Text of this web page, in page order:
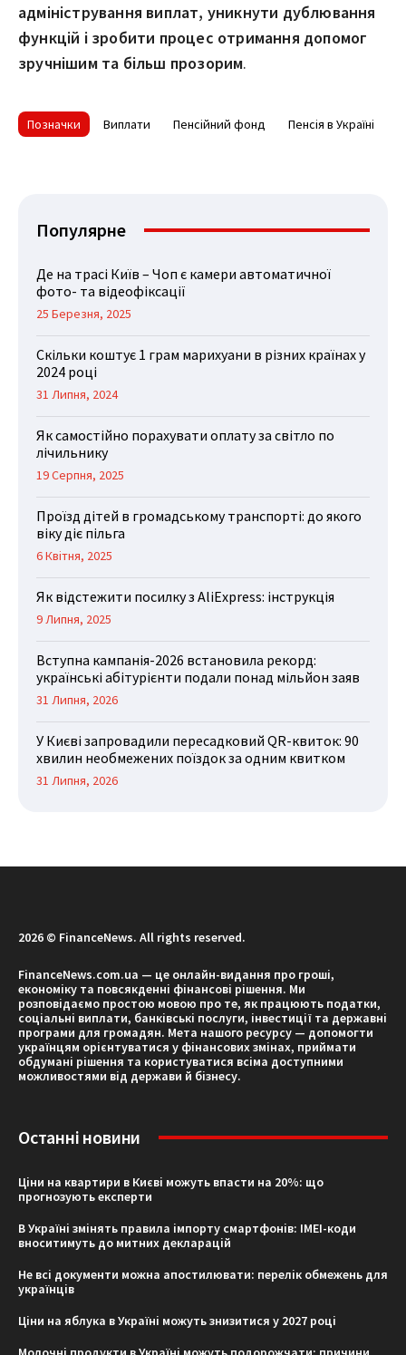
адміністрування виплат, уникнути дублювання
функцій і зробити процес отримання допомог
зручнішим та більш прозорим.
Позначки Виплати Пенсійний фонд Пенсія в Україні
Популярне
Де на трасі Київ – Чоп є камери автоматичної
фото- та відеофіксації
25 Березня, 2025
Скільки коштує 1 грам марихуани в різних країнах у
2024 році
31 Липня, 2024
Як самостійно порахувати оплату за світло по
лічильнику
19 Серпня, 2025
Проїзд дітей в громадському транспорті: до якого
віку діє пільга
6 Квітня, 2025
Як відстежити посилку з AliExpress: інструкція
9 Липня, 2025
Вступна кампанія-2026 встановила рекорд:
українські абітурієнти подали понад мільйон заяв
31 Липня, 2026
У Києві запровадили пересадковий QR-квиток: 90
хвилин необмежених поїздок за одним квитком
31 Липня, 2026
2026 © FinanceNews. All rights reserved.
FinanceNews.com.ua — це онлайн-видання про гроші,
економіку та повсякденні фінансові рішення. Ми
розповідаємо простою мовою про те, як працюють податки,
соціальні виплати, банківські послуги, інвестиції та державні
програми для громадян. Мета нашого ресурсу — допомогти
українцям орієнтуватися у фінансових змінах, приймати
обдумані рішення та користуватися всіма доступними
можливостями від держави й бізнесу.
Останні новини
Ціни на квартири в Києві можуть впасти на 20%: що
прогнозують експерти
В Україні змінять правила імпорту смартфонів: IMEI-коди
вноситимуть до митних декларацій
Не всі документи можна апостилювати: перелік обмежень для
українців
Ціни на яблука в Україні можуть знизитися у 2027 році